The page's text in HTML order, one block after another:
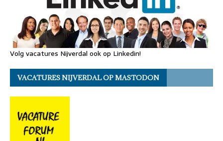
Volg vacatures Nijverdal ook op Linkedin!
VACATURES NIJVERDAL OP MASTODON